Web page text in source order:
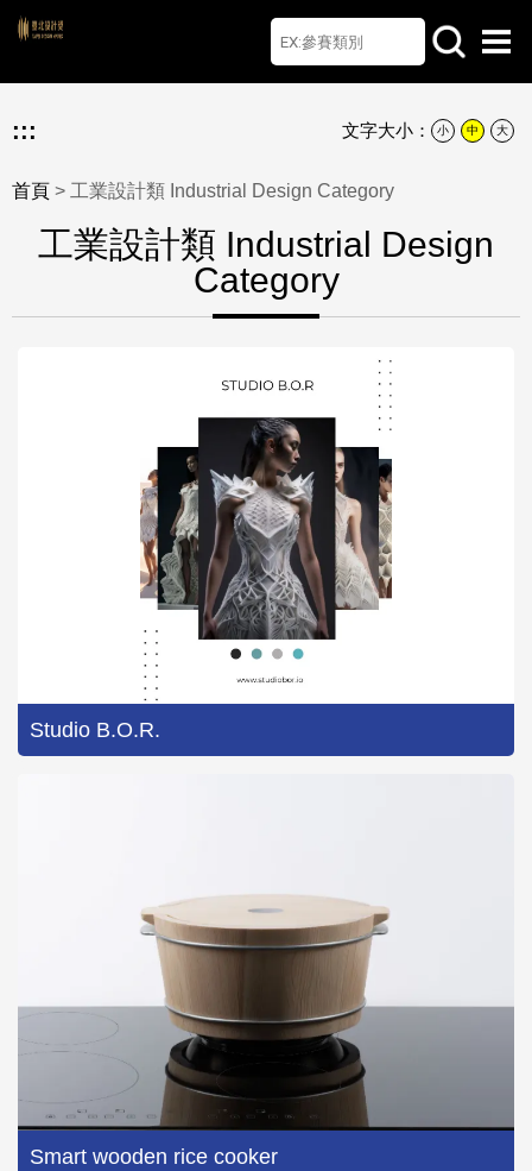
首頁 檔案下載 Q&A
聯絡我們 English
::: 文字大小： 小 中 大
首頁 > 工業設計類 Industrial Design Category
工業設計類 Industrial Design
Category
Studio B.O.R.
Smart wooden rice cooker